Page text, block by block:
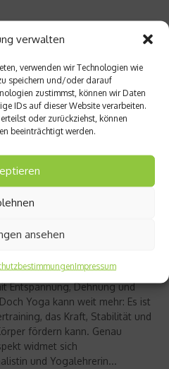
verwalten
verwenden wir Technologien wie
speichern und/oder darauf
zustimmst, können wir Daten
IDs auf dieser Website verarbeiten.
oder zurückziehst, können
beeinträchtigt werden.
ansehen
Impressum
ihr Buch „Yoga Power“
zum hektischen Alltag
Entspannung, Dehnung und
Yoga kann weit mehr: Es ist
das Kraft, Stabilität und
fördern kann. Genau
widmet sich
und Yogalehrerin...